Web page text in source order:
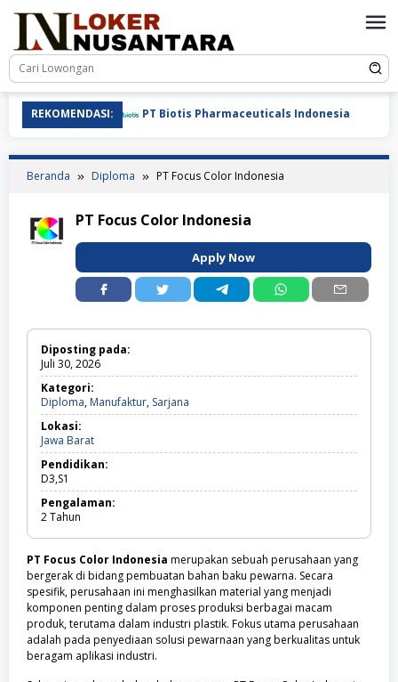
REKOMENDASI: PT Biotis Pharmaceuticals Indonesia
Beranda Diploma PT Focus Color Indonesia
PT Focus Color Indonesia
Apply Now
Diposting pada:
Juli 30, 2026
Kategori:
Diploma, Manufaktur, Sarjana
Manufaktur,
Lokasi:
Jawa BaratJawa
Barat
Pendidikan:
D3,S1
Pengalaman:
2Tahun
PT Focus Color Indonesia merupakan sebuah perusahaan yang
bergerak di bidang pembuatan bahan baku pewarna. Secara
spesifik, perusahaan ini menghasilkan material yang menjadi
komponen penting dalam proses produksi berbagai macam
produk, terutama dalam industri plastik. Fokus utama perusahaan
adalah pada penyediaan solusi pewarnaan yang berkualitas untuk
beragam aplikasi industri.